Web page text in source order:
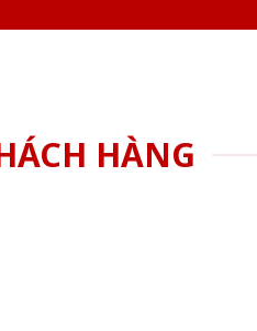
HÀNG